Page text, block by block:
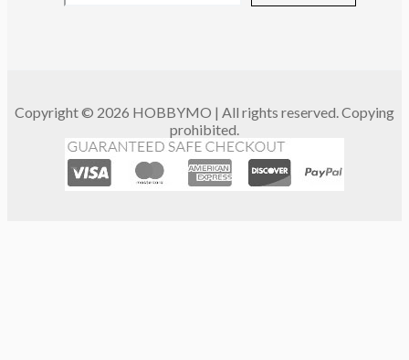
Copyright © 2026 HOBBYMO | All rights reserved. Copying
prohibited.